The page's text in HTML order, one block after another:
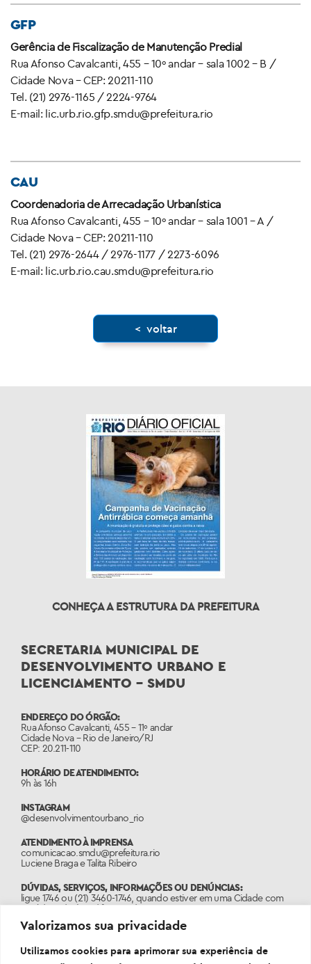
Valorizamos sua privacidade
Utilizamos cookies para aprimorar sua experiência de
GFP
Gerência de Fiscalização de Manutenção Predial
Rua Afonso Cavalcanti, 455 – 10º andar – sala 1002 – B /
Cidade Nova – CEP: 20211-110
Tel. (21) 2976-1165 / 2224-9764
E-mail: lic.urb.rio.gfp.smdu@prefeitura.rio
CAU
Coordenadoria de Arrecadação Urbanística
Rua Afonso Cavalcanti, 455 – 10º andar – sala 1001 – A /
Cidade Nova – CEP: 20211-110
Tel. (21) 2976-2644 / 2976-1177 / 2273-6096
E-mail: lic.urb.rio.cau.smdu@prefeitura.rio
< voltar
CONHEÇA A ESTRUTURA DA PREFEITURA
SECRETARIA MUNICIPAL DE
DESENVOLVIMENTO URBANO E
LICENCIAMENTO – SMDU
ENDEREÇO DO ÓRGÃO:
Rua Afonso Cavalcanti, 455 – 11º andar
Cidade Nova – Rio de Janeiro/RJ
CEP: 20.211-110
HORÁRIO DE ATENDIMENTO:
9h às 16h
INSTAGRAM
@desenvolvimentourbano_rio
ATENDIMENTO À IMPRENSA
comunicacao.smdu@prefeitura.rio
Luciene Braga e Talita Ribeiro
DÚVIDAS, SERVIÇOS, INFORMAÇÕES OU DENÚNCIAS:
ligue 1746 ou (21) 3460-1746, quando estiver em uma Cidade com
o código de área diferente do 21.
PORTAL: